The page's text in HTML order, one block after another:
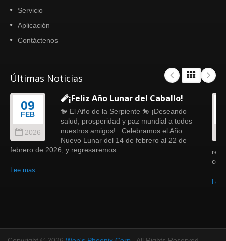
Servicio
Aplicación
Contáctenos
Últimas Noticias
09
FEB
2026
🧨¡Feliz Año Lunar del Caballo!
🐎 El Año de la Serpiente 🐎 ¡Deseando
salud, prosperidad y paz mundial a todos
nuestros amigos! Celebramos el Año
Nuevo Lunar del 14 de febrero al 22 de
febrero de 2026, y regresaremos...
Lee mas
Lee